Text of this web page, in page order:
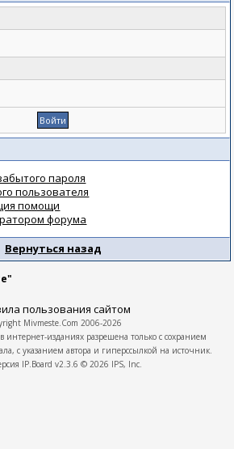
пароля
пользователя
помощи
форума
Вернуться назад
пользования сайтом
Mivmeste.Com 2006-2026
интернет-изданиях разрешена только с сохранием
с указанием автора и гиперссылкой на источник.
IP.Board v2.3.6 © 2026 IPS, Inc.